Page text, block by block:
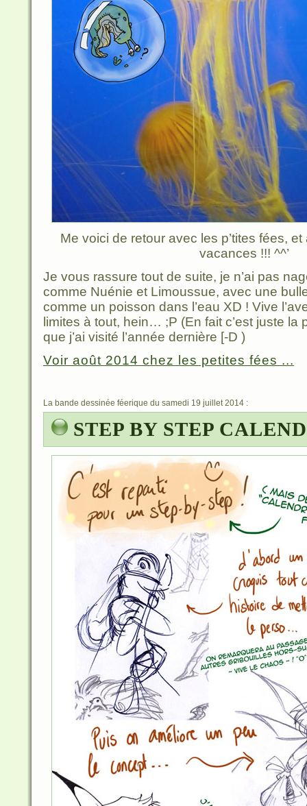
Me voici de retour avec les p’tites fées,
vacances !!! ^^’
Je vous rassure tout de suite, je n’ai pas
comme Nuénie et Limoussue, avec une
comme un poisson dans l’eau XD ! Vive
limites à tout, hein… ;P (En fait c’est juste la
que j’ai visité l’année dernière [-D )
Voir août 2014 chez les petites fées ...
La bande dessinée féerique du samedi 19 juillet 2014 :
STEP BY STEP